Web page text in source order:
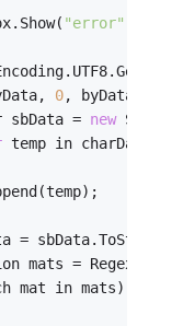
"error"
0,
sbData =
new
temp in charData)
=
mats =
mat in mats)